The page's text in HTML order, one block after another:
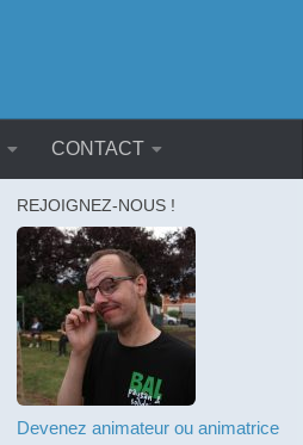
CONTACT
REJOIGNEZ-NOUS !
Devenez animateur ou animatrice